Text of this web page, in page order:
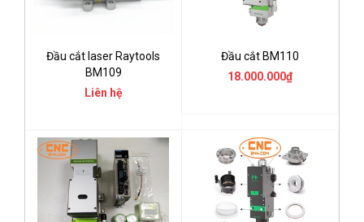
Đầu cắt laser Raytools
BM109
Liên hệ
Đầu cắt BM110
18.000.000₫